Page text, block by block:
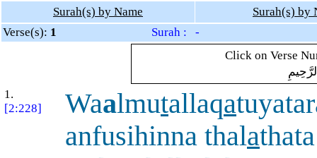
Surah(s) by Name
Surah(s) by
Verse(s): 1
Surah : -
Click on Verse
1.
[2:228]
Waalmutallaqa
anfusihinna thala